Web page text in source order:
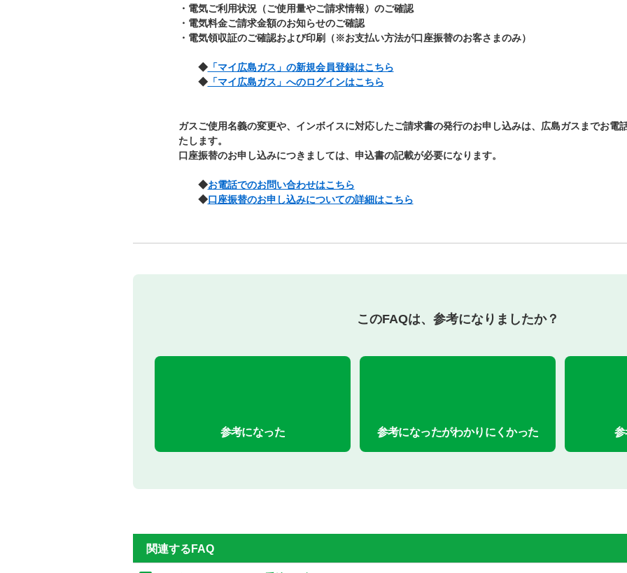
・電気ご利用状況（ご使用量やご請求情報）のご確認
・電気料金ご請求金額のお知らせのご確認
・電気領収証のご確認および印刷（※お支払い方法が口座振替のお客さまのみ）
◆「マイ広島ガス」の新規会員登録はこちら
◆「マイ広島ガス」へのログインはこちら
ガスご使用名義の変更や、インボイスに対応したご請求書の発行のお申し込みは、広島ガスまでお電
たします。
口座振替のお申し込みにつきましては、申込書の記載が必要になります。
◆お電話でのお問い合わせはこちら
◆口座振替のお申し込みについての詳細はこちら
このFAQは、参考になりましたか？
参考になった 参考になったがわかりにくかった
関連するFAQ